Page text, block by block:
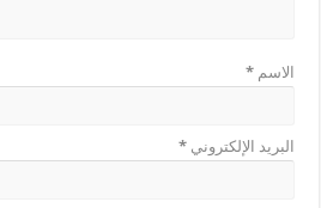
الاسم*
البريد الإلكتروني*